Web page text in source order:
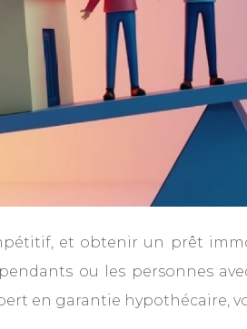
et obtenir un prêt
ou les personnes
en garantie hypothécaire,